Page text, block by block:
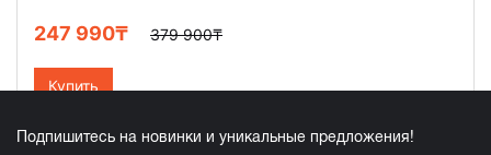
247 990₸ 379 900₸
Купить
Подпишитесь на новинки и уникальные предложения!